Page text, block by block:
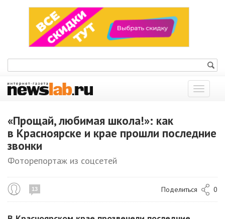
Показать
меню
«Прощай, любимая школа!»: как
в Красноярске и крае прошли последние
звонки
Фоторепортаж из соцсетей
13 Поделиться 0